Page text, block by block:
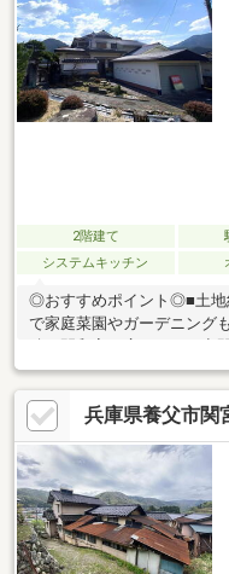
『新築』などのご相談は『
せ下さい！
2階建て
システムキッチン
◎おすすめポイント◎■土地
で家庭菜園やガーデニング
立八鹿小学校：徒歩約17分
分■スーパーセンタートラ
マート 八鹿店：徒歩約12
覧・ご見学もご相談くださ
っております！『お家探し
などのご相談は『アーキホ
い！
兵庫県養父市関